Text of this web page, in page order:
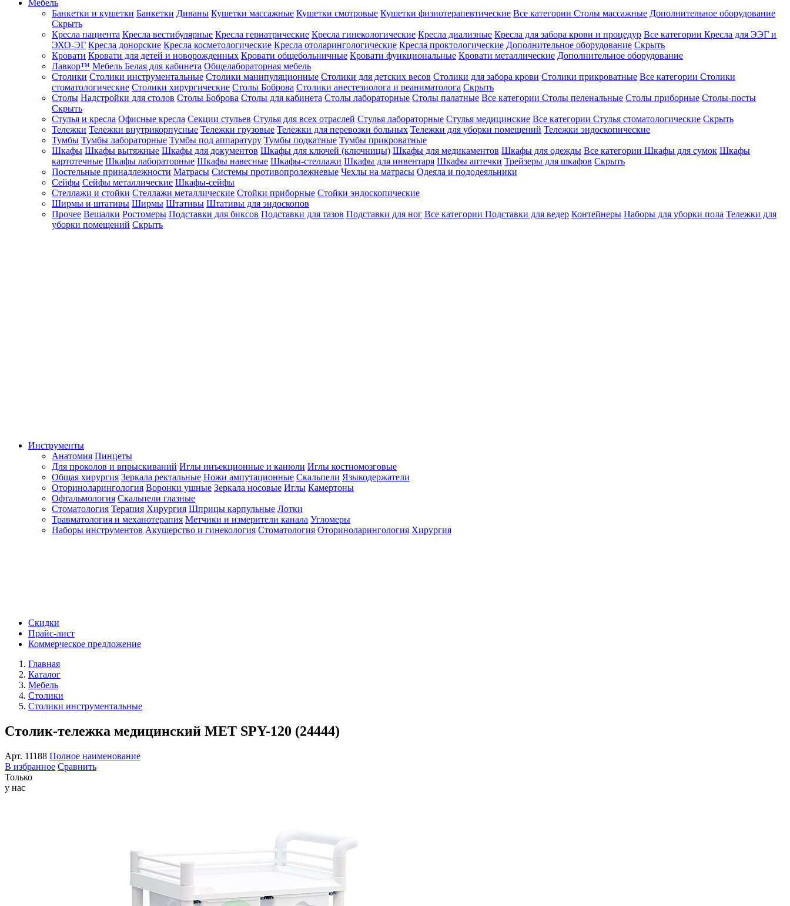
Мебель
Банкетки и кушетки Банкетки Диваны Кушетки массажные Кушетки смотровые Кушетки физиотерапевтические Все категории Столы массажные Дополнительное оборудование
Скрыть
Кресла пациента Кресла вестибулярные Кресла гериатрические Кресла гинекологические Кресла диализные Кресла для забора крови и процедур Все категории Кресла для ЭЭГ и
ЭХО-ЭГ Кресла донорские Кресла косметологические Кресла отоларингологические Кресла проктологические Дополнительное оборудование Скрыть
Кровати Кровати для детей и новорожденных Кровати общебольничные Кровати функциональные Кровати металлические Дополнительное оборудование
Лавкор™ Мебель Белая для кабинета Общелабораторная мебель
Столики Столики инструментальные Столики манипуляционные Столики для детских весов Столики для забора крови Столики прикроватные Все категории Столики
стоматологические Столики хирургические Столы Боброва Столики анестезиолога и реаниматолога Скрыть
Столы Надстройки для столов Столы Боброва Столы для кабинета Столы лабораторные Столы палатные Все категории Столы пеленальные Столы приборные Столы-посты
Скрыть
Стулья и кресла Офисные кресла Секции стульев Стулья для всех отраслей Стулья лабораторные Стулья медицинские Все категории Стулья стоматологические Скрыть
Тележки Тележки внутрикорпусные Тележки грузовые Тележки для перевозки больных Тележки для уборки помещений Тележки эндоскопические
Тумбы Тумбы лабораторные Тумбы под аппаратуру Тумбы подкатные Тумбы прикроватные
Шкафы Шкафы вытяжные Шкафы для документов Шкафы для ключей (ключницы) Шкафы для медикаментов Шкафы для одежды Все категории Шкафы для сумок Шкафы
картотечные Шкафы лабораторные Шкафы навесные Шкафы-стеллажи Шкафы для инвентаря Шкафы аптечки Трейзеры для шкафов Скрыть
Постельные принадлежности Матрасы Системы противопролежневые Чехлы на матрасы Одеяла и пододеяльники
Сейфы Сейфы металлические Шкафы-сейфы
Стеллажи и стойки Стеллажи металлические Стойки приборные Стойки эндоскопические
Ширмы и штативы Ширмы Штативы Штативы для эндоскопов
Прочее Вешалки Ростомеры Подставки для биксов Подставки для тазов Подставки для ног Все категории Подставки для ведер Контейнеры Наборы для уборки пола Тележки для
уборки помещений Скрыть
Инструменты
Анатомия Пинцеты
Для проколов и впрыскиваний Иглы инъекционные и канюли Иглы костномозговые
Общая хирургия Зеркала ректальные Ножи ампутационные Скальпели Языкодержатели
Оториноларингология Воронки ушные Зеркала носовые Иглы Камертоны
Офтальмология Скальпели глазные
Стоматология Терапия Хирургия Шприцы карпульные Лотки
Травматология и механотерапия Метчики и измерители канала Угломеры
Наборы инструментов Акушерство и гинекология Стоматология Оториноларингология Хирургия
Скидки
Прайс-лист
Коммерческое предложение
Главная
Каталог
Мебель
Столики
Столики инструментальные
Столик-тележка медицинский МЕТ SPY-120 (24444)
Арт. 11188 Полное наименование
В избранное Сравнить
Только
у нас